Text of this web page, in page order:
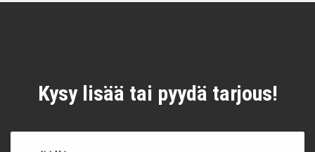
Kysy lisää tai pyydä tarjous!